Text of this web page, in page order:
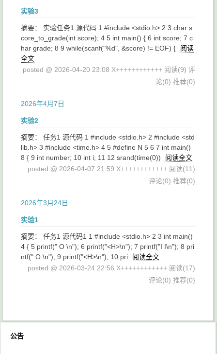
实验3
摘要： 实验任务1 源代码 1 #include <stdio.h> 2 3 char s
core_to_grade(int score); 4 5 int main() { 6 int score; 7 c
har grade; 8 9 while(scanf("%d", &score) != EOF) {
阅读
全文
posted @ 2026-04-20 23:08 X++++++++++++ 阅读(9) 评
论(0) 推荐(0)
2026年4月7日
实验2
摘要： 任务1 源代码 1 #include <stdio.h> 2 #include <std
lib.h> 3 #include <time.h> 4 5 #define N 5 6 7 int main()
8 { 9 int number; 10 int i; 11 12 srand(time(0))
阅读全文
posted @ 2026-04-07 21:59 X++++++++++++ 阅读(11)
评论(0) 推荐(0)
2026年3月24日
实验1
摘要： 任务1 源代码1 1 #include <stdio.h> 2 3 int main()
4 { 5 printf(" O \n"); 6 printf("<H>\n"); 7 printf("I I\n"); 8 pri
ntf(" O \n"); 9 printf("<H>\n"); 10 pri
阅读全文
posted @ 2026-03-24 22:56 X++++++++++++ 阅读(17)
评论(0) 推荐(0)
公告